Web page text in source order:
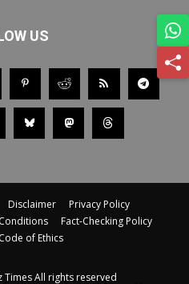
US
Disclaimer
Privacy Policy
Fact-Checking Policy
of Ethics
Times All rights reserved